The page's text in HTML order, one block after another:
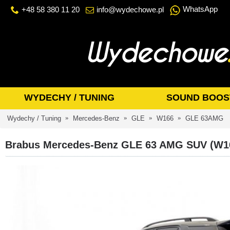
+48 58 380 11 20 info@wydechowe.pl WhatsApp
WYDECHY / TUNING SOUND
Wydechy / Tuning Mercedes-Benz GLE W166 GLE 63AMG
Brabus Mercedes-Benz GLE 63 AMG SUV